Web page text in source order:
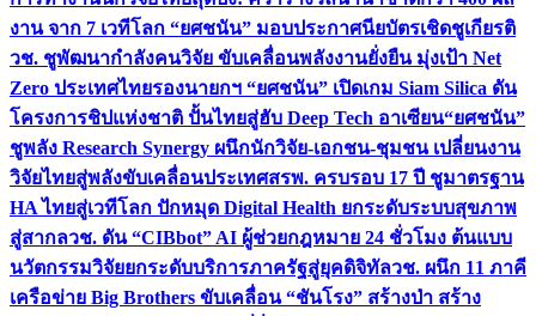
งาน จาก 7 เวทีโลก “ยศชนัน” มอบประกาศนียบัตรเชิดชูเกียรติ
วช. ชูพัฒนากำลังคนวิจัย ขับเคลื่อนพลังงานยั่งยืน มุ่งเป้า Net
Zero ประเทศไทยรองนายกฯ “ยศชนัน” เปิดเกม Siam Silica ดัน
โครงการชิปแห่งชาติ ปั้นไทยสู่ฮับ Deep Tech อาเซียน“ยศชนัน”
ชูพลัง Research Synergy ผนึกนักวิจัย-เอกชน-ชุมชน เปลี่ยนงาน
วิจัยไทยสู่พลังขับเคลื่อนประเทศสรพ. ครบรอบ 17 ปี ชูมาตรฐาน
HA ไทยสู่เวทีโลก ปักหมุด Digital Health ยกระดับระบบสุขภาพ
สู่สากลวช. ดัน “CIBbot” AI ผู้ช่วยกฎหมาย 24 ชั่วโมง ต้นแบบ
นวัตกรรมวิจัยยกระดับบริการภาครัฐสู่ยุคดิจิทัลวช. ผนึก 11 ภาคี
เครือข่าย Big Brothers ขับเคลื่อน “ชันโรง” สร้างป่า สร้าง